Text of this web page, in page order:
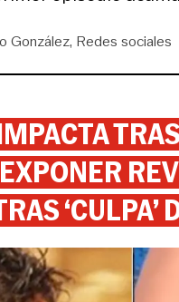
González Redes sociales
‘CULPA’